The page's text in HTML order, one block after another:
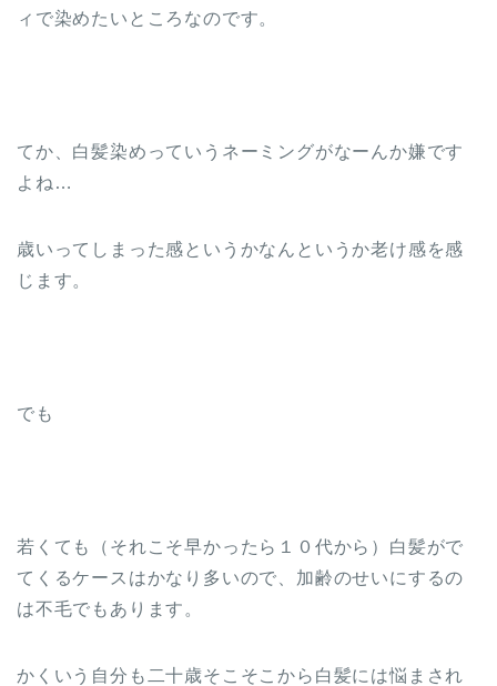
ィで染めたいところなのです。
てか、白髪染めっていうネーミングがなーんか嫌です
よね…
歳いってしまった感というかなんというか老け感を感
じます。
でも
若くても（それこそ早かったら１０代から）白髪がで
てくるケースはかなり多いので、加齢のせいにするの
は不毛でもあります。
かくいう自分も二十歳そこそこから白髪には悩まされ